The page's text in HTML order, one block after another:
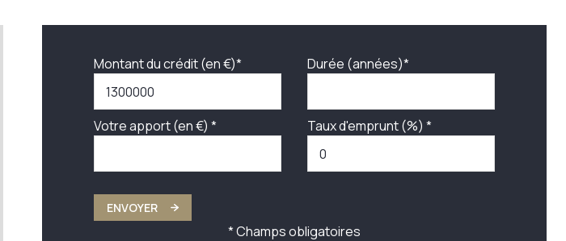
Montant du crédit (en €)* Durée (années)*
Votre apport (en €) * Taux d'emprunt (%) *
ENVOYER
* Champs obligatoires